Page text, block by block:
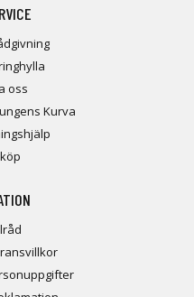
oss
Kurva